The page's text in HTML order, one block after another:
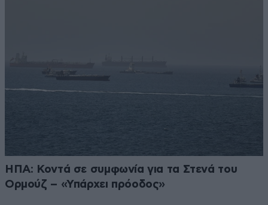
ΗΠΑ: Κοντά σε συμφωνία για τα Στενά του
Ορμούζ – «Υπάρχει πρόοδος»